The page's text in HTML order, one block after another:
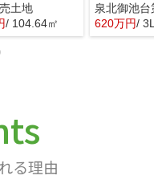
土地
/ 104.64㎡ 620万円/
る理由